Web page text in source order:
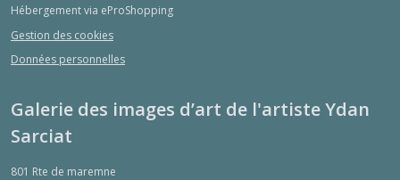
Hébergement via eProShopping
Gestion des cookies
Données personnelles
Galerie des images d’art de l'artiste Ydan
Sarciat
801 Rte de maremne